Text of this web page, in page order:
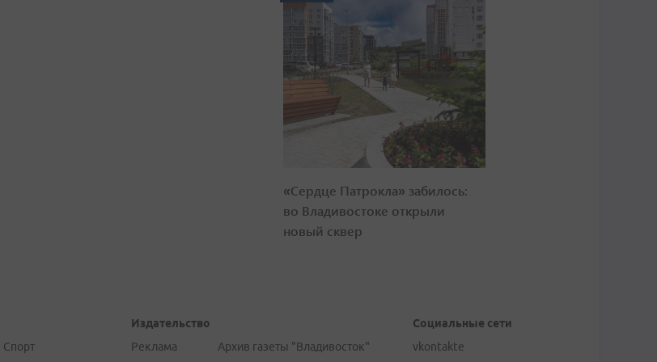
«Сердце Патрокла» забилось:
во Владивостоке открыли
новый сквер
Спорт
Издательство
Реклама
Архив газеты "Владивосток"
Социальные сети
vkontakte